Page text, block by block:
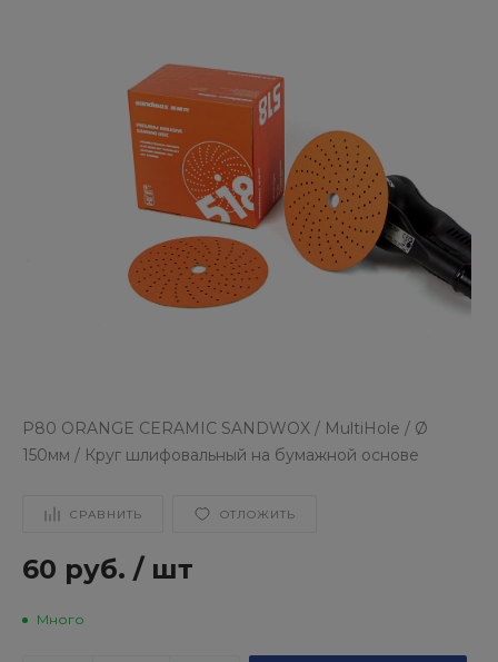
P80 ORANGE CERAMIC SANDWOX / MultiHole / Ø
150мм / Круг шлифовальный на бумажной основе
СРАВНИТЬ ОТЛОЖИТЬ
60 руб. / шт
Много